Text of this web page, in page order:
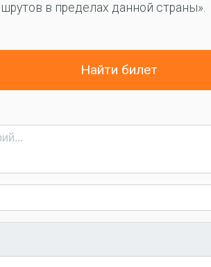
в пределах данной страны».
Найти билет